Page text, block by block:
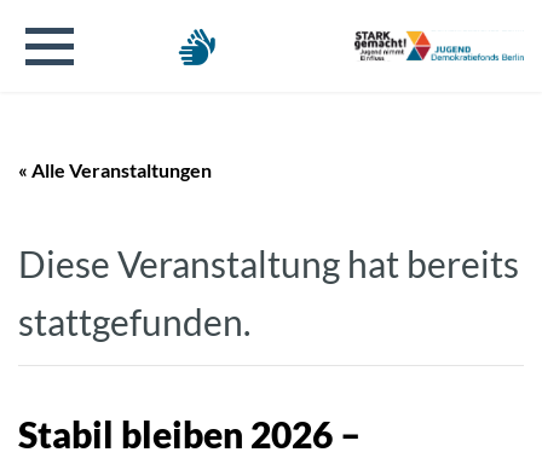
« Alle Veranstaltungen
Diese Veranstaltung hat bereits
stattgefunden.
Stabil bleiben 2026 –